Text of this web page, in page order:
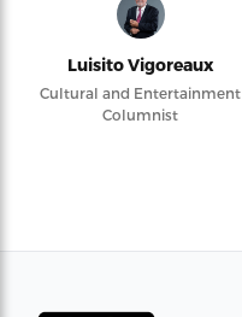
Luisito Vigoreaux
Cultural and Entertainment
Columnist